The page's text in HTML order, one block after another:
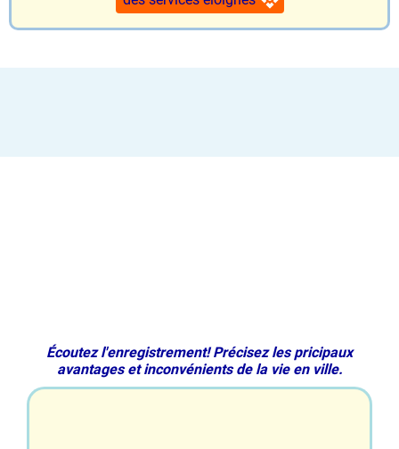
Écoutez l'enregistrement! Précisez les pricipaux
avantages et inconvénients de la vie en ville.